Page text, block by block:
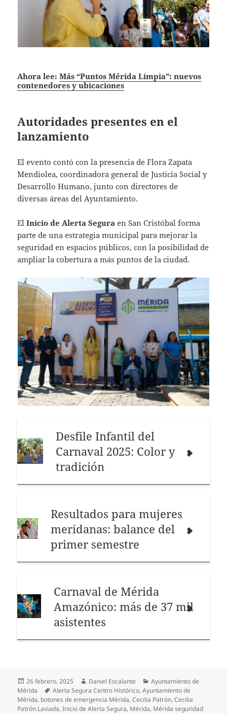
Ahora lee:Más “Puntos Mérida Limpia”: nuevos
contenedores y ubicaciones
Autoridades presentes en el
lanzamiento
El evento contó con la presencia de Flora Zapata
Mendiolea, coordinadora general de Justicia Social y
Desarrollo Humano, junto con directores de
diversas áreas del Ayuntamiento.
ElInicio de Alerta Segura en San Cristóbal forma
parte de una estrategia municipal para mejorar la
seguridad en espacios públicos, con la posibilidad de
ampliar la cobertura a más puntos de la ciudad.
Desfile Infantil del
Carnaval 2025: Color y
tradición
Resultados para mujeres
meridanas: balance del
primer semestre
Carnaval de Mérida
Amazónico: más de 37 mil
asistentes
Publicado
el
26 febrero, 2025 Autor
Daniel Escalante Categorías
Ayuntamiento de
Mérida
Etiquetas
Alerta Segura Centro Histórico,Ayuntamiento de
Mérida, botones de emergencia Mérida,Cecilia Patrón,Cecilia
Patrón Laviada,Inicio de Alerta Segura, Mérida, Mérida seguridad